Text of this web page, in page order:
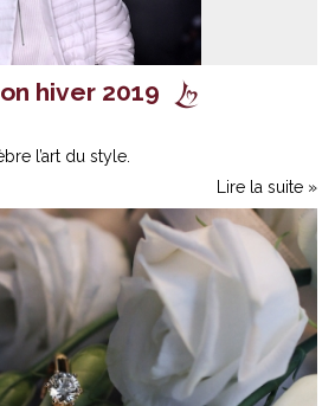
hiver 2019
l’art du style.
Lire la suite »